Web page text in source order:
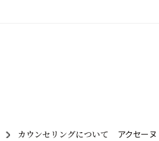
カウンセリングについて アクセー